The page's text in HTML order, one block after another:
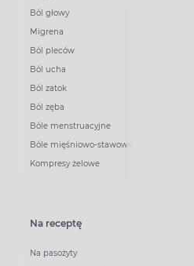
Ból głowy
Migrena
Ból pleców
Ból ucha
Ból zatok
Ból zęba
Bóle menstruacyjne
Bóle mięśniowo-stawowe
Kompresy żelowe
Na receptę
Na pasożyty